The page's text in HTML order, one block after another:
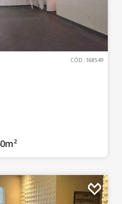
CÓD.:168549